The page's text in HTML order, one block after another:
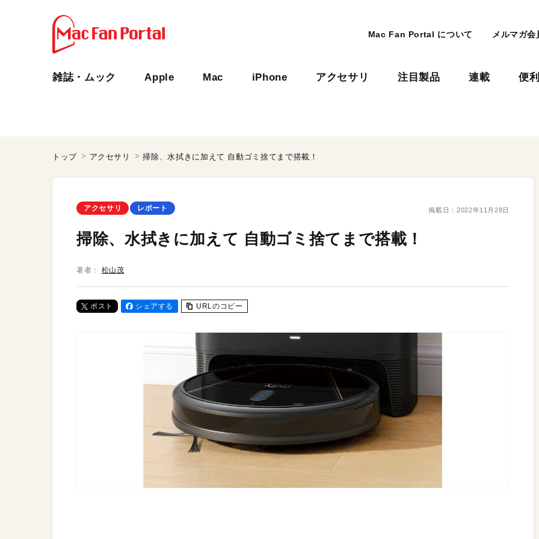
Mac Fan Portal について メルマガ会
雑誌・ムック Apple Mac iPhone アクセサリ 注目製品 連載 便
トップ アクセサリ 掃除、水拭きに加えて 自動ゴミ捨てまで搭載！
アクセサリ レポート 掲載日： 2022年11月28日
掃除、水拭きに加えて 自動ゴミ捨てまで搭載！
著者： 松山茂
ポスト シェアする URLのコピー